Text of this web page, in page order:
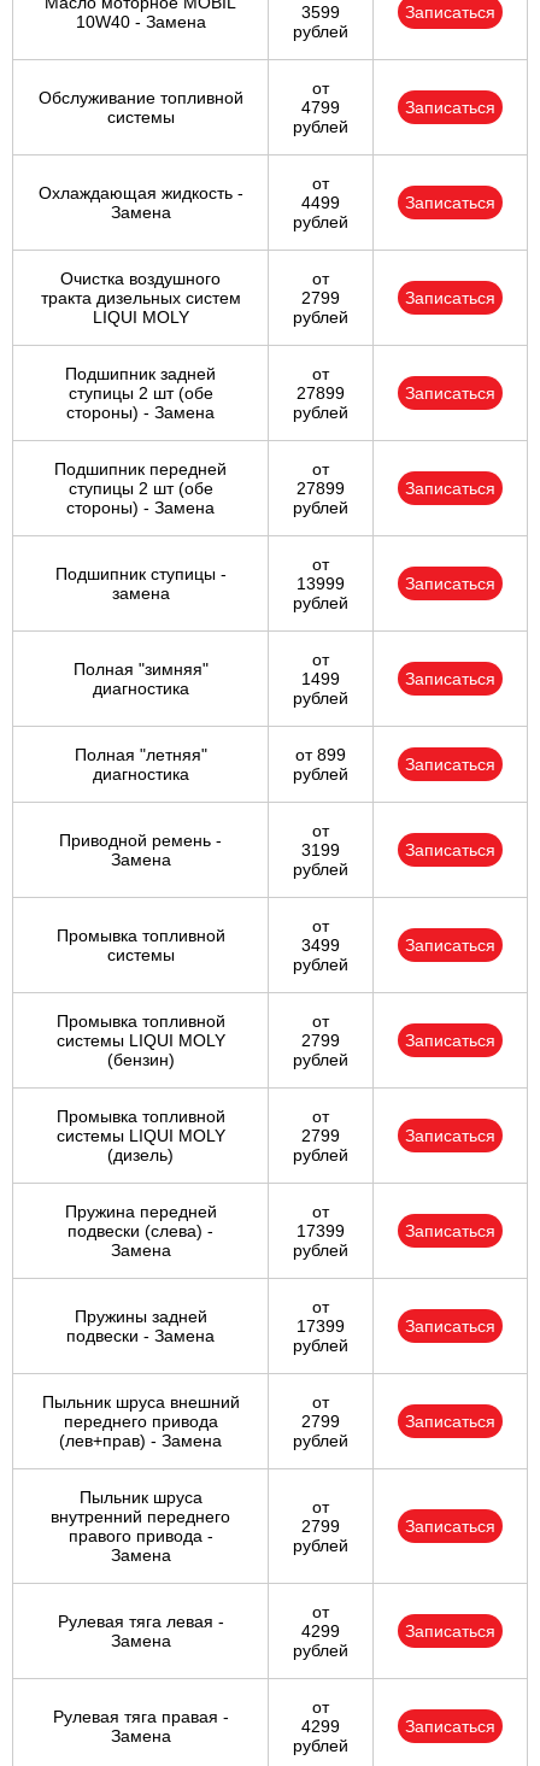
10W40 - Замена
3599
рублей
Записаться
Обслуживание топливной
системы
от
4799
рублей
Записаться
Охлаждающая жидкость -
Замена
от
4499
рублей
Записаться
Очистка воздушного
тракта дизельных систем
LIQUI MOLY
от
2799
рублей
Записаться
Подшипник задней
ступицы 2 шт (обе
стороны) - Замена
от
27899
рублей
Записаться
Подшипник передней
ступицы 2 шт (обе
стороны) - Замена
от
27899
рублей
Записаться
Подшипник ступицы -
замена
от
13999
рублей
Записаться
Полная "зимняя"
диагностика
от
1499
рублей
Записаться
Полная "летняя"
диагностика
от 899
рублей
Записаться
Приводной ремень -
Замена
от
3199
рублей
Записаться
Промывка топливной
системы
от
3499
рублей
Записаться
Промывка топливной
системы LIQUI MOLY
(бензин)
от
2799
рублей
Записаться
Промывка топливной
системы LIQUI MOLY
(дизель)
от
2799
рублей
Записаться
Пружина передней
подвески (слева) -
Замена
от
17399
рублей
Записаться
Пружины задней
подвески - Замена
от
17399
рублей
Записаться
Пыльник шруса внешний
переднего привода
(лев+прав) - Замена
от
2799
рублей
Записаться
Пыльник шруса
внутренний переднего
правого привода -
Замена
от
2799
рублей
Записаться
Рулевая тяга левая -
Замена
от
4299
рублей
Записаться
Рулевая тяга правая -
Замена
от
4299
рублей
Записаться